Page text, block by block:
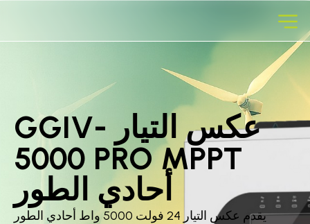
عكس التيار GGIV-
5000 PRO MPPT
أحادي الطور
يقدم عكس التيار 24 فولت 5000 واط أحادي الطور